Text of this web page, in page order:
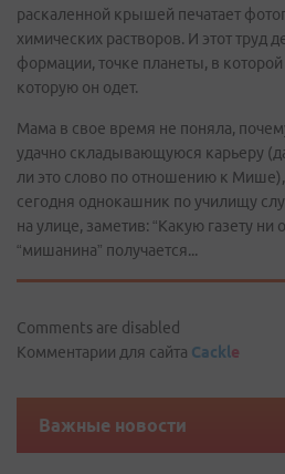
раскаленной крышей печатает
химических растворов. И этот труд
формации, точке планеты, в
которую он одет.
Мама в свое время не поняла,
удачно складывающуюся карьеру
ли это слово по отношению к
сегодня однокашник по училищу
на улице, заметив: “Какую газету ни
“мишанина” получается...
Comments are disabled
Комментарии для сайта Cackle
Важные новости